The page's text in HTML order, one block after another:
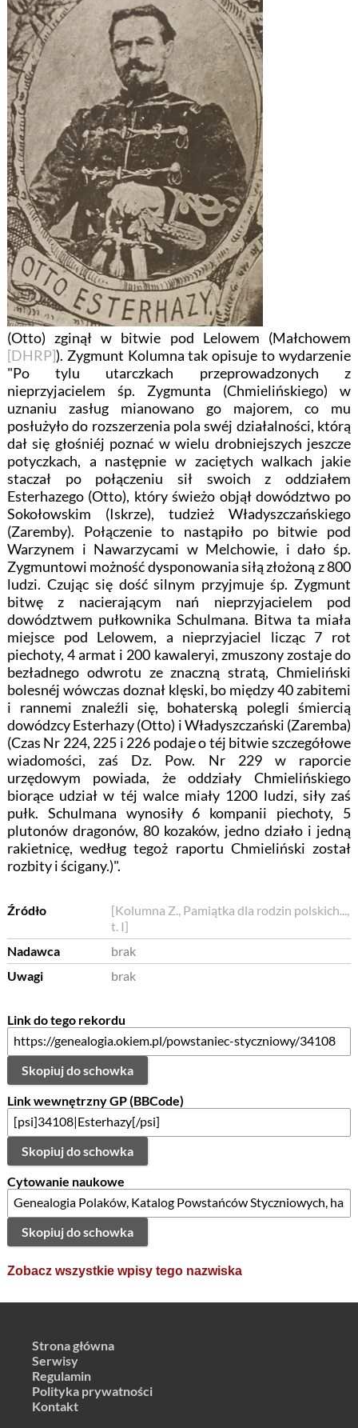
(Otto) zginął w bitwie pod Lelowem (Małchowem
[DHRP]). Zygmunt Kolumna tak opisuje to wydarzenie
"Po tylu utarczkach przeprowadzonych z
nieprzyjacielem śp. Zygmunta (Chmielińskiego) w
uznaniu zasług mianowano go majorem, co mu
posłużyło do rozszerzenia pola swéj działalności, którą
dał się głośniéj poznać w wielu drobniejszych jeszcze
potyczkach, a następnie w zaciętych walkach jakie
staczał po połączeniu sił swoich z oddziałem
Esterhazego (Otto), który świeżo objął dowództwo po
Sokołowskim (Iskrze), tudzież Władyszczańskiego
(Zaremby). Połączenie to nastąpiło po bitwie pod
Warzynem i Nawarzycami w Melchowie, i dało śp.
Zygmuntowi możność dysponowania siłą złożoną z 800
ludzi. Czując się dość silnym przyjmuje śp. Zygmunt
bitwę z nacierającym nań nieprzyjacielem pod
dowództwem pułkownika Schulmana. Bitwa ta miała
miejsce pod Lelowem, a nieprzyjaciel licząc 7 rot
piechoty, 4 armat i 200 kawaleryi, zmuszony zostaje do
bezładnego odwrotu ze znaczną stratą, Chmieliński
bolesnéj wówczas doznał klęski, bo między 40 zabitemi
i rannemi znaleźli się, bohaterską polegli śmiercią
dowódzcy Esterhazy (Otto) i Władyszczański (Zaremba)
(Czas Nr 224, 225 i 226 podaje o téj bitwie szczegółowe
wiadomości, zaś Dz. Pow. Nr 229 w raporcie
urzędowym powiada, że oddziały Chmielińskiego
biorące udział w téj walce miały 1200 ludzi, siły zaś
pułk. Schulmana wynosiły 6 kompanii piechoty, 5
plutonów dragonów, 80 kozaków, jedno działo i jedną
rakietnicę, według tegoż raportu Chmieliński został
rozbity i ścigany.)".
Źródło
[Kolumna Z., Pamiątka dla rodzin polskich...,
t. I]
Nadawca
brak
Uwagi
brak
Link do tego rekordu
Skopiuj do schowka
Link wewnętrzny GP (BBCode)
Skopiuj do schowka
Cytowanie naukowe
Skopiuj do schowka
Zobacz wszystkie wpisy tego nazwiska
Strona główna
Serwisy
Regulamin
Polityka prywatności
Kontakt